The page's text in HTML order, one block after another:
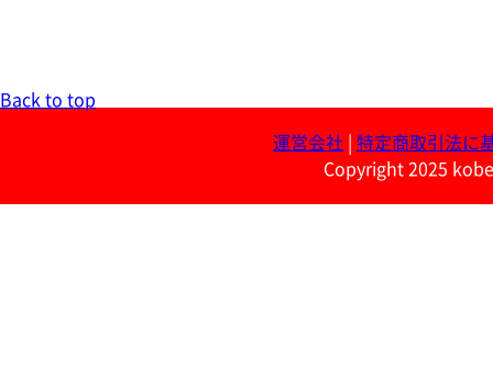
Back to top
運営会社
特定商取引法に
Copyright 2025